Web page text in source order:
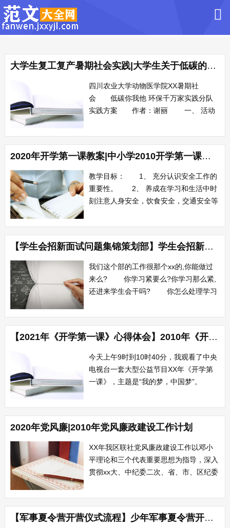
大学生复工复产暑期社会实践|大学生关于低碳的暑期社会实践方案
四川农业大学动物医学院XX暑期社
会 低碳你我他 环保千万家实践分队
实践方案 作者：谢丽 一、 活动
方式：图片展示、问卷调查、低碳科技展
示、宣传单等 五、主办单位：四川农
业大学、四川农业大学动物医学院
六、承办单位： 动物医学院低碳你我他
环保千万家...
2020年开学第一课教案|中小学2010开学第一课教案参考
教学目标： 1、 充分认识安全工作的
重要性。 2、 养成在学习和生活中时
刻注意人身安全，饮食安全，交通安全等
育。 教学过程： 一、 导入：列
举出生活中的安全事例。如火灾、交通、
食物中毒、游泳等。 二、 安全工作
的重要性 1、 国家、政府狠抓安...
【学生会招新面试问题集锦策划部】学生会招新面试问题集锦
我们这个部的工作很那个xx的,你能做过
来么? 你学习紧要么?你学习那么紧,
还进来学生会干吗? 你怎么处理学习
你会怎么处理? 你怎么协调各个部之
间的关系? 你进入学生会后有什么设
想? 你进入学生会后的第一件事情会
做什么?对...
【2021年《开学第一课》心得体会】2010年《开学第一课》心得体会
今天上午9时到10时40分，我观看了中央
电视台一套大型公益节目XX年《开学第
一课》，主题是“我的梦，中国梦”。
想”、“中国梦”4个篇章，水稻之父袁隆平
院士、试飞英雄李中华、电子商务应用大
师马云、武术高手李连杰、电影明星成龙
等知名人士参与了录制，一批少...
2020年党风廉|2010年党风廉政建设工作计划
XX年我区联社党风廉政建设工作以邓小
平理论和三个代表重要思想为指导，深入
贯彻xx大、中纪委二次、省、市、区纪委
党员干部作风建设，积极提高干部队伍素
质，转变工作作风，强化服务，务求实
效，进一步把反腐倡廉工作提高到一个新
【军事夏令营开营仪式流程】少年军事夏令营开营仪式讲话